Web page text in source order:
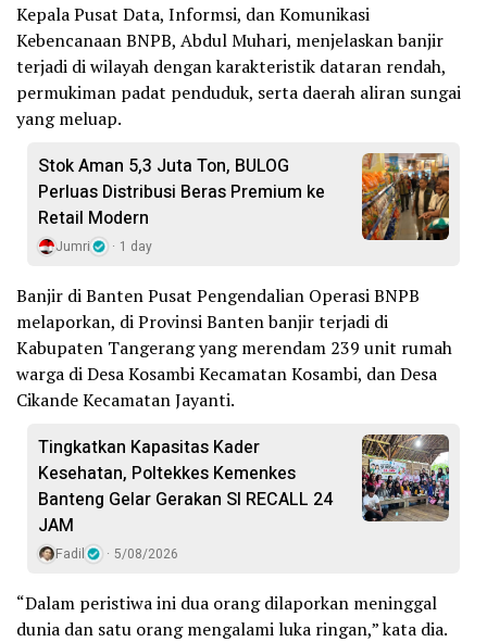
Kepala Pusat Data, Informsi, dan Komunikasi
Kebencanaan BNPB, Abdul Muhari, menjelaskan banjir
terjadi di wilayah dengan karakteristik dataran rendah,
permukiman padat penduduk, serta daerah aliran sungai
yang meluap.
Stok Aman 5,3 Juta Ton, BULOG
Perluas Distribusi Beras Premium ke
Retail Modern
Jumri 1 day
Banjir di Banten Pusat Pengendalian Operasi BNPB
melaporkan, di Provinsi Banten banjir terjadi di
Kabupaten Tangerang yang merendam 239 unit rumah
warga di Desa Kosambi Kecamatan Kosambi, dan Desa
Cikande Kecamatan Jayanti.
Tingkatkan Kapasitas Kader
Kesehatan, Poltekkes Kemenkes
Banteng Gelar Gerakan SI RECALL 24
JAM
Fadil 5/08/2026
“Dalam peristiwa ini dua orang dilaporkan meninggal
dunia dan satu orang mengalami luka ringan,” kata dia.